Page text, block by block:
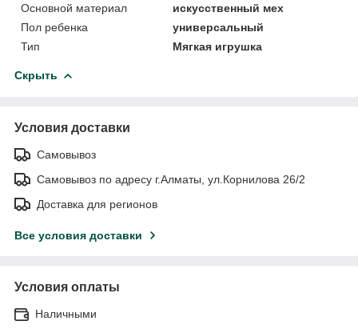
Основной материал
искусственный мех
Пол ребенка
универсальный
Тип
Мягкая игрушка
Скрыть
Условия доставки
Самовывоз
Самовывоз по адресу г.Алматы, ул.Корнилова 26/2
Доставка для регионов
Все условия доставки
Условия оплаты
Наличными